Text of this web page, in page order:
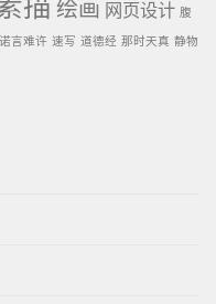
描 绘画 网页设计 腹
诺言难许 速写 道德经 那时天真 静物